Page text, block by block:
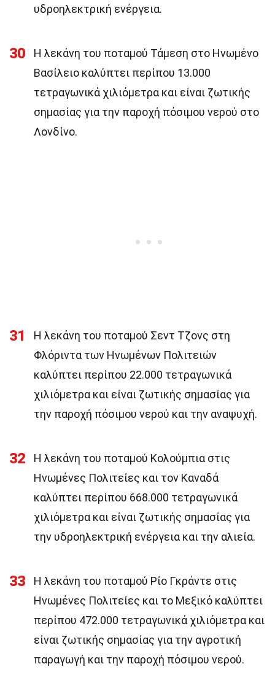
υδροηλεκτρική ενέργεια.
30
Η λεκάνη του ποταμού Τάμεση στο Ηνωμένο
Βασίλειο καλύπτει περίπου 13.000
τετραγωνικά χιλιόμετρα και είναι ζωτικής
σημασίας για την παροχή πόσιμου νερού στο
Λονδίνο.
31
Η λεκάνη του ποταμού Σεντ Τζονς στη
Φλόριντα των Ηνωμένων Πολιτειών
καλύπτει περίπου 22.000 τετραγωνικά
χιλιόμετρα και είναι ζωτικής σημασίας για
την παροχή πόσιμου νερού και την αναψυχή.
32
Η λεκάνη του ποταμού Κολούμπια στις
Ηνωμένες Πολιτείες και τον Καναδά
καλύπτει περίπου 668.000 τετραγωνικά
χιλιόμετρα και είναι ζωτικής σημασίας για
την υδροηλεκτρική ενέργεια και την αλιεία.
33
Η λεκάνη του ποταμού Ρίο Γκράντε στις
Ηνωμένες Πολιτείες και το Μεξικό καλύπτει
περίπου 472.000 τετραγωνικά χιλιόμετρα και
είναι ζωτικής σημασίας για την αγροτική
παραγωγή και την παροχή πόσιμου νερού.